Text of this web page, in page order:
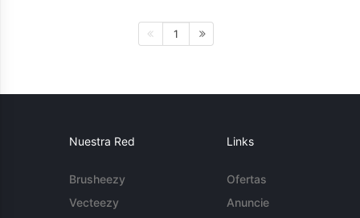
1
Nuestra Red
Brusheezy
Vecteezy
Links
Ofertas
Anuncie